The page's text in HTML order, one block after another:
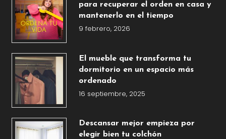
para recuperar el orden en casa y
mantenerlo en el tiempo
9 febrero, 2026
El mueble que transforma tu
dormitorio en un espacio más
ordenado
16 septiembre, 2025
Descansar mejor empieza por
elegir bien tu colchón